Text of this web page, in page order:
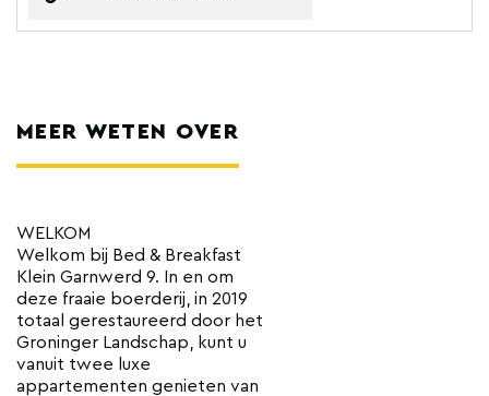
MEER WETEN OVER
WELKOM
Welkom bij Bed & Breakfast
Klein Garnwerd 9. In en om
deze fraaie boerderij, in 2019
totaal gerestaureerd door het
Groninger Landschap, kunt u
vanuit twee luxe
appartementen genieten van